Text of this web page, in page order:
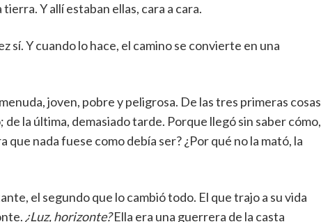
Y allí estaban ellas, cara a cara.
sí. Y cuando lo hace, el camino se convierte en una
joven, pobre y peligrosa. De las tres primeras cosas
la última, demasiado tarde. Porque llegó sin saber cómo,
que nada fuese como debía ser? ¿Por qué no la mató, la
el segundo que lo cambió todo. El que trajo a su vida
¿Luz, horizonte?Ella era una guerrera de la casta